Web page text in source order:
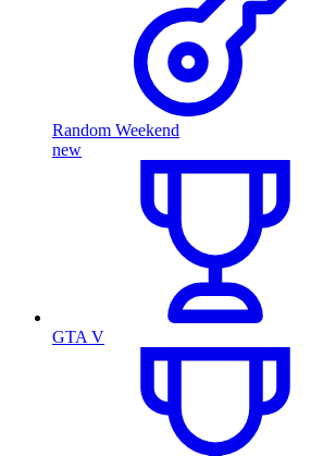
Random Weekend
new
GTA V